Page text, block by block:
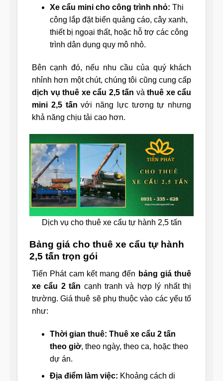
Xe cẩu mini cho công trình nhỏ: Thi
công lắp đặt biển quảng cáo, cây xanh,
thiết bị ngoại thất, hoặc hỗ trợ các công
trình dân dụng quy mô nhỏ.
Bên cạnh đó, nếu nhu cầu của quý khách
nhỉnh hơn một chút, chúng tôi cũng cung cấp
dịch vụ thuê xe cẩu 2,5 tấn và thuê xe cẩu
mini 2,5 tấn với năng lực tương tự nhưng
khả năng chịu tải cao hơn.
Dịch vụ cho thuê xe cẩu tự hành 2,5 tấn
Bảng giá cho thuê xe cẩu tự hành
2,5 tấn trọn gói
Tiến Phát cam kết mang đến bảng giá thuê
xe cẩu 2 tấn cạnh tranh và hợp lý nhất thị
trường. Giá thuê sẽ phụ thuộc vào các yếu tố
như:
Thời gian thuê: Thuê xe cẩu 2 tấn
theo giờ, theo ngày, theo ca, hoặc theo
dự án.
Địa điểm làm việc: Khoảng cách di